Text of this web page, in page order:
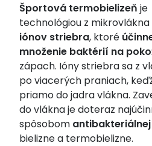
Športová termobielizeň je
technológiou z mikrovlákna
iónov striebra, ktoré
množenie baktérií na
zápach. Ióny striebra sa z
po viacerých praniach,
priamo do jadra vlákna.
do vlákna je doteraz
spôsobom
bielizne a termobielizne.